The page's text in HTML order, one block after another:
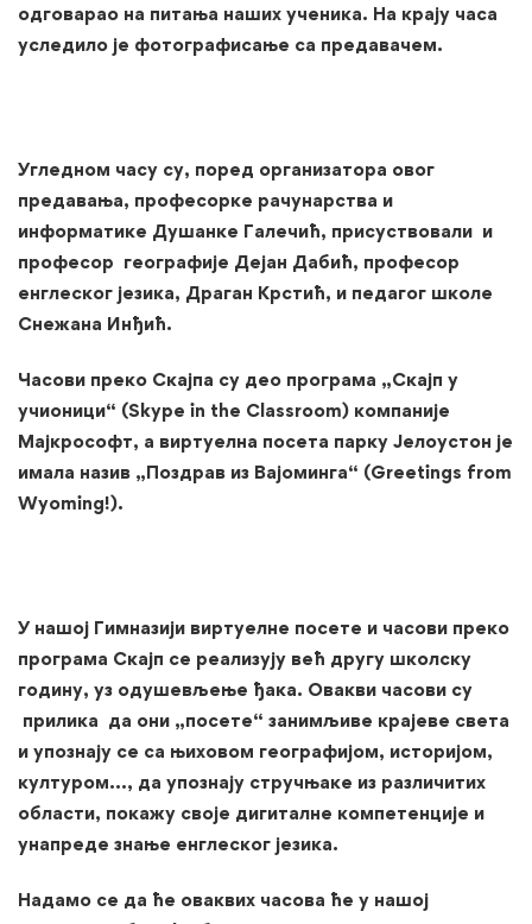
одговарао на питања наших ученика. На крају часа
уследило је фотографисање са предавачем.
Угледном часу су, поред организатора овог
предавања, професорке рачунарства и
информатике Душанке Галечић, присуствовали и
професор географије Дејан Дабић, професор
енглеског језика, Драган Крстић, и педагог школе
Снежана Инђић.
Часови преко Скајпа су део програма „Скајп у
учионици“ (Skype in the Classroom) компаније
Мајкрософт, а виртуелна посета парку Јелоустон је
имала назив „Поздрав из Вајоминга“ (Greetings from
Wyoming!).
У нашој Гимназији виртуелне посете и часови преко
програма Скајп се реализују већ другу школску
годину, уз одушевљење ђака. Овакви часови су
прилика да они „посете“ занимљиве крајеве света
и упознају се са њиховом географијом, историјом,
културом…, да упознају стручњаке из различитих
области, покажу своје дигиталне компетенције и
унапреде знање енглеског језика.
Надамо се да ће оваквих часова ће у нашој